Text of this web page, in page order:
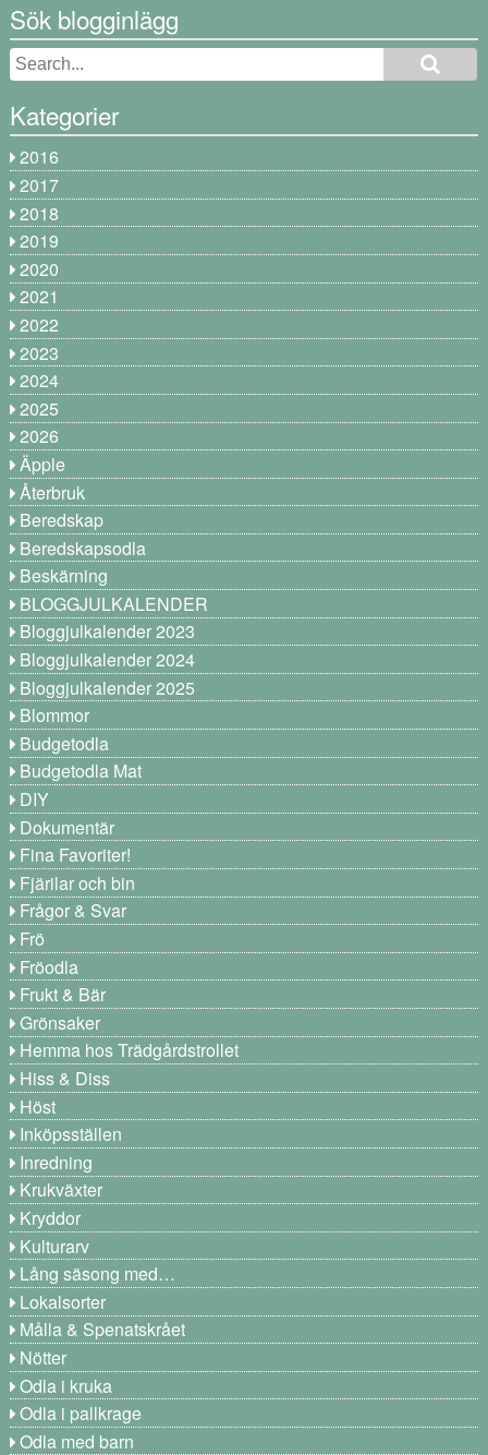
Sök blogginlägg
Kategorier
2016
2017
2018
2019
2020
2021
2022
2023
2024
2025
2026
Äpple
Återbruk
Beredskap
Beredskapsodla
Beskärning
BLOGGJULKALENDER
Bloggjulkalender 2023
Bloggjulkalender 2024
Bloggjulkalender 2025
Blommor
Budgetodla
Budgetodla Mat
DIY
Dokumentär
Fina Favoriter!
Fjärilar och bin
Frågor & Svar
Frö
Fröodla
Frukt & Bär
Grönsaker
Hemma hos Trädgårdstrollet
Hiss & Diss
Höst
Inköpsställen
Inredning
Krukväxter
Kryddor
Kulturarv
Lång säsong med…
Lokalsorter
Målla & Spenatskrået
Nötter
Odla i kruka
Odla i pallkrage
Odla med barn